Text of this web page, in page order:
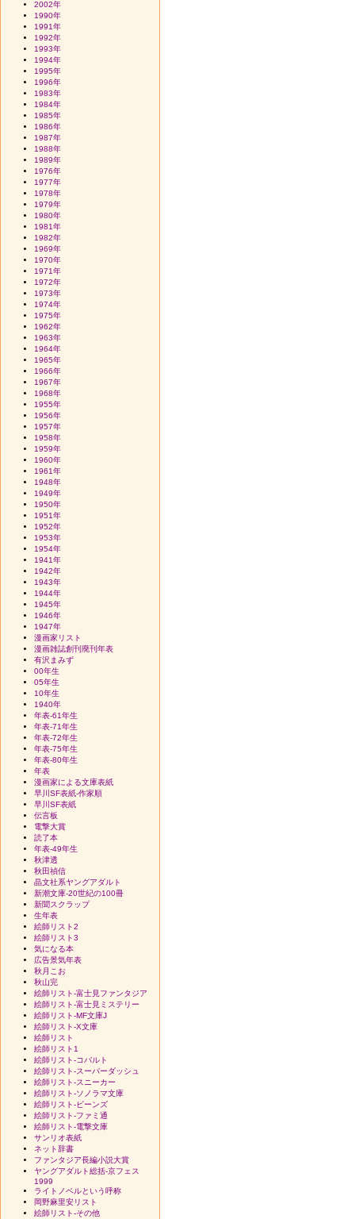
2002年
1990年
1991年
1992年
1993年
1994年
1995年
1996年
1983年
1984年
1985年
1986年
1987年
1988年
1989年
1976年
1977年
1978年
1979年
1980年
1981年
1982年
1969年
1970年
1971年
1972年
1973年
1974年
1975年
1962年
1963年
1964年
1965年
1966年
1967年
1968年
1955年
1956年
1957年
1958年
1959年
1960年
1961年
1948年
1949年
1950年
1951年
1952年
1953年
1954年
1941年
1942年
1943年
1944年
1945年
1946年
1947年
漫画家リスト
漫画雑誌創刊廃刊年表
有沢まみず
00年生
05年生
10年生
1940年
年表-61年生
年表-71年生
年表-72年生
年表-75年生
年表-80年生
年表
漫画家による文庫表紙
早川SF表紙-作家順
早川SF表紙
伝言板
電撃大賞
読了本
年表-49年生
秋津透
秋田禎信
晶文社系ヤングアダルト
新潮文庫-20世紀の100冊
新聞スクラップ
生年表
絵師リスト2
絵師リスト3
気になる本
広告景気年表
秋月こお
秋山完
絵師リスト-富士見ファンタジア
絵師リスト-富士見ミステリー
絵師リスト-MF文庫J
絵師リスト-X文庫
絵師リスト
絵師リスト1
絵師リスト-コバルト
絵師リスト-スーパーダッシュ
絵師リスト-スニーカー
絵師リスト-ソノラマ文庫
絵師リスト-ビーンズ
絵師リスト-ファミ通
絵師リスト-電撃文庫
サンリオ表紙
ネット辞書
ファンタジア長編小説大賞
ヤングアダルト総括-京フェス
1999
ライトノベルという呼称
岡野麻里安リスト
絵師リスト-その他